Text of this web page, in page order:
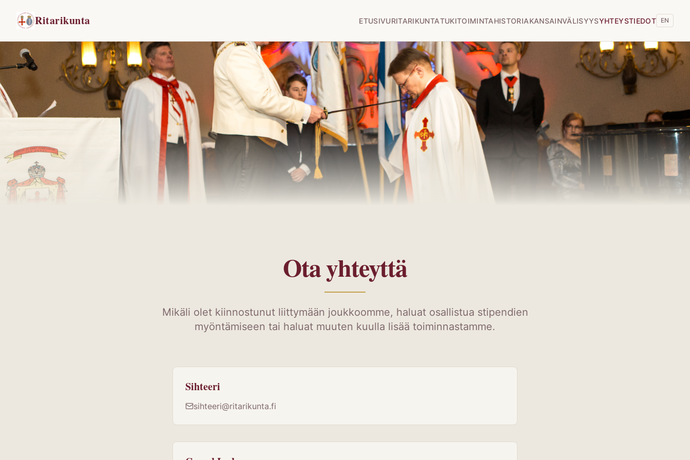
Ritarikunta ETUSIVURITARIKUNTATUKITOIMINTAHISTORIAKANSAINVÄLISYYSYHTEYSTIEDOT EN
Ota yhteyttä
Mikäli olet kiinnostunut liittymään joukkoomme, haluat osallistua stipendien
myöntämiseen tai haluat muuten kuulla lisää toiminnastamme.
Sihteeri
sihteeri@ritarikunta.fi